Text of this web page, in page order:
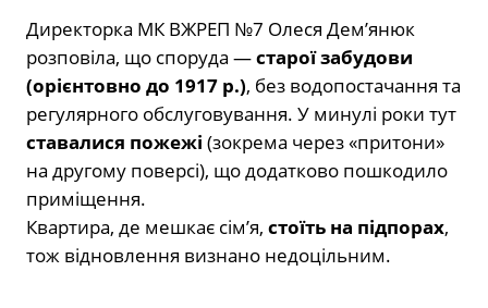
Директорка МК ВЖРЕП №7 Олеся Дем’янюк
розповіла, що споруда —старої забудови
(орієнтовно до 1917 р.), без водопостачання та
регулярного обслуговування. У минулі роки тут
ставалися пожежі (зокрема через «притони»
на другому поверсі), що додатково пошкодило
приміщення.
Квартира, де мешкає сім’я, стоїть на підпорах,
тож відновлення визнано недоцільним.